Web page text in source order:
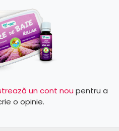
un cont nou pentru a
o opinie.